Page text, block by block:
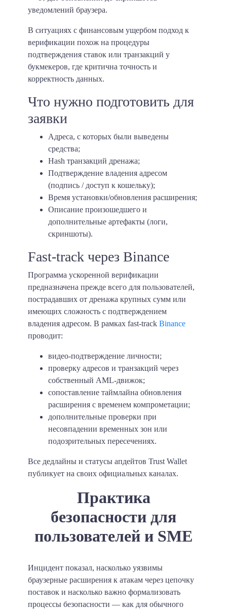
уведомлений браузера.
В ситуациях с финансовым ущербом подход к
верификации похож на процедуры
подтверждения ставок или транзакций у
букмекеров, где критична точность и
корректность данных.
Что нужно подготовить для
заявки
Адреса, с которых были выведены
средства;
Hash транзакций дренажа;
Подтверждение владения адресом
(подпись / доступ к кошельку);
Время установки/обновления расширения;
Описание произошедшего и
дополнительные артефакты (логи,
скриншоты).
Fast-track через Binance
Программа ускоренной верификации
предназначена прежде всего для пользователей,
пострадавших от дренажа крупных сумм или
имеющих сложность с подтверждением
владения адресом. В рамках fast-track Binance
проводит:
видео-подтверждение личности;
проверку адресов и транзакций через
собственный AML-движок;
сопоставление таймлайна обновления
расширения с временем компрометации;
дополнительные проверки при
несовпадении временных зон или
подозрительных пересечениях.
Все дедлайны и статусы апдейтов Trust Wallet
публикует на своих официальных каналах.
Практика
безопасности для
пользователей и SME
Инцидент показал, насколько уязвимы
браузерные расширения к атакам через цепочку
поставок и насколько важно формализовать
процессы безопасности — как для обычного